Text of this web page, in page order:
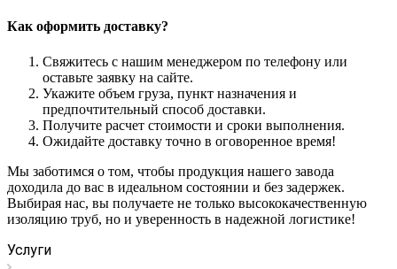
Как оформить доставку?
Свяжитесь с нашим менеджером по телефону или
оставьте заявку на сайте.
Укажите объем груза, пункт назначения и
предпочтительный способ доставки.
Получите расчет стоимости и сроки выполнения.
Ожидайте доставку точно в оговоренное время!
Мы заботимся о том, чтобы продукция нашего завода
доходила до вас в идеальном состоянии и без задержек.
Выбирая нас, вы получаете не только высококачественную
изоляцию труб, но и уверенность в надежной логистике!
Услуги